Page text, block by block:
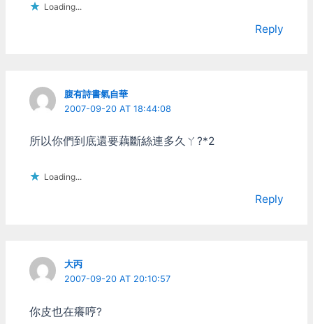
Loading...
Reply
腹有詩書氣自華
2007-09-20 AT 18:44:08
所以你們到底還要藕斷絲連多久ㄚ?*2
Loading...
Reply
大丙
2007-09-20 AT 20:10:57
你皮也在癢哼?